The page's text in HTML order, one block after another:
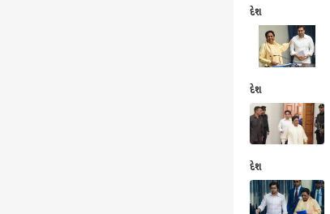
દેશ
દેશ
દેશ